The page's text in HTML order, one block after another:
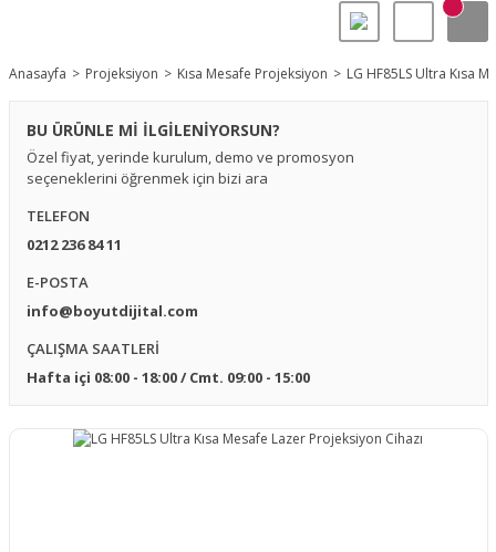
Anasayfa Projeksiyon Kısa Mesafe Projeksiyon LG HF85LS Ultra Kısa
BU ÜRÜNLE Mİ İLGİLENİYORSUN?
Özel fiyat, yerinde kurulum, demo ve promosyon
seçeneklerini öğrenmek için bizi ara
TELEFON
0212 236 84 11
E-POSTA
info@boyutdijital.com
ÇALIŞMA SAATLERİ
Hafta içi 08:00 - 18:00 / Cmt. 09:00 - 15:00